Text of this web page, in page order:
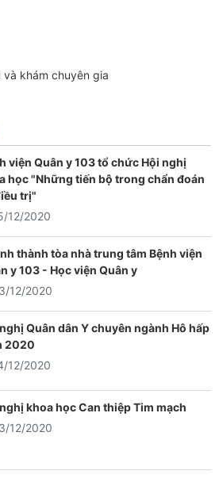
khám chuyên gia
viện Quân y 103 tổ chức Hội nghị
học "Những tiến bộ trong chẩn đoán
trị"
12/2020
thành tòa nhà trung tâm Bệnh viện
y 103 - Học viện Quân y
12/2020
Quân dân Y chuyên ngành Hô hấp
2020
12/2020
khoa học Can thiệp Tim mạch
12/2020